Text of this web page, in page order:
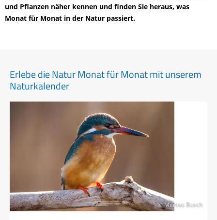
und Pflanzen näher kennen und finden Sie heraus, was
Monat für Monat in der Natur passiert.
Erlebe die Natur Monat für Monat mit unserem
Naturkalender
© Marcus Bosch